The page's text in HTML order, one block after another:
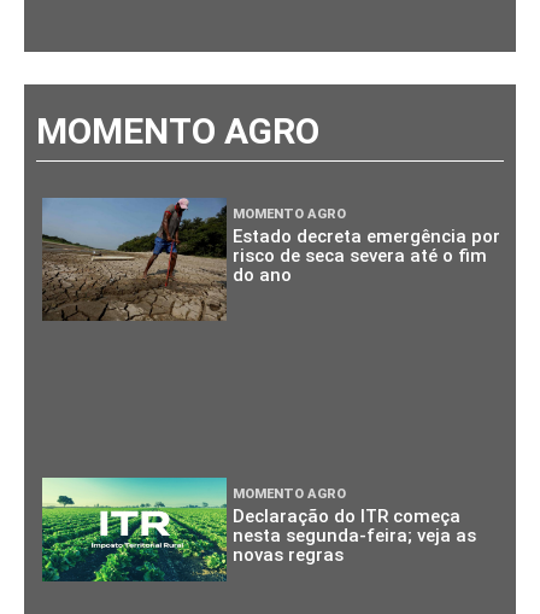
MOMENTO AGRO
MOMENTO AGRO
Estado decreta emergência por
risco de seca severa até o fim
do ano
MOMENTO AGRO
Declaração do ITR começa
nesta segunda-feira; veja as
novas regras